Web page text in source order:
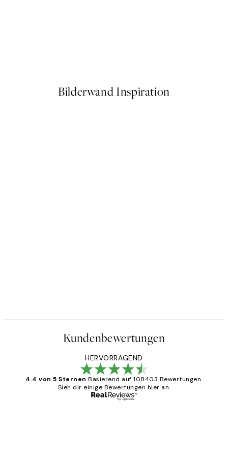
Bilderwand Inspiration
Kundenbewertungen
HERVORRAGEND
4.4 von 5 Sternen Basierend auf 108403 Bewertungen.
Sieh dir einige Bewertungen hier an.